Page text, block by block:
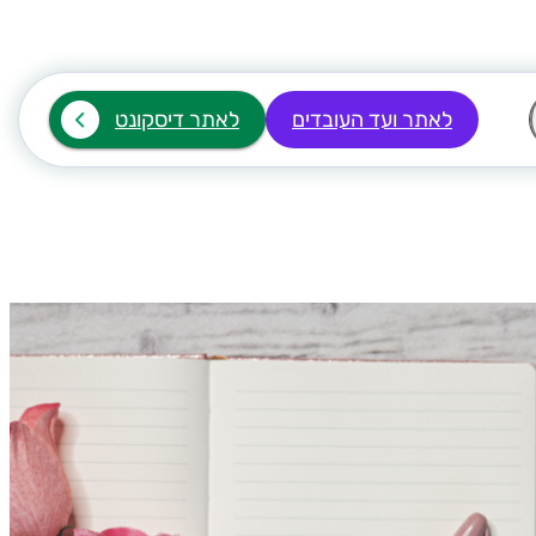
לאתר ועד העובדים לאתר דיסקונט